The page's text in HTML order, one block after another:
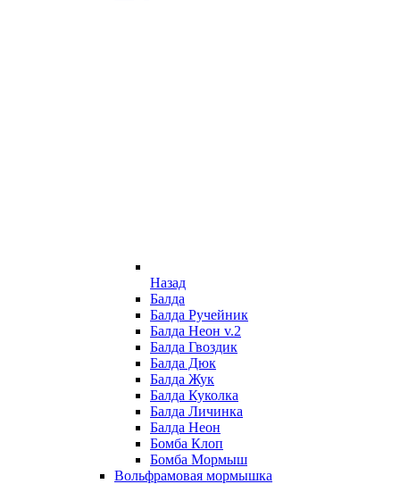
Назад
Балда
Балда Ручейник
Балда Неон v.2
Балда Гвоздик
Балда Дюк
Балда Жук
Балда Куколка
Балда Личинка
Балда Неон
Бомба Клоп
Бомба Мормыш
Вольфрамовая мормышка